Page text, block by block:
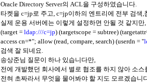
Oracle Directory Server의 ACL을 구성하였습니다.
타켓을 c=jp로 주고, c=jp이하의 엔트리에 전부 검색
실제 운용 서버에는 이렇게 설정하면 안될 것 같지
(target = ldap:///c=jp) (targetscope = subtree)
access cn=*"; allow (read, compare, search) (userdn = "
검색 잘 되네요.
송상준님 질문이 하나 있습니다만,
전에 개발했던 회사에서 별로 협조를 하지 않아 소
전혀 초짜라서 무엇을 물어봐야 할 지도 모르겠습니